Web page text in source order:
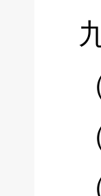
（
（
（